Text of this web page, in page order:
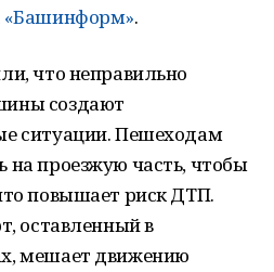
.
что неправильно
создают
ситуации. Пешеходам
на проезжую часть, чтобы
повышает риск ДТП.
оставленный в
мешает движению